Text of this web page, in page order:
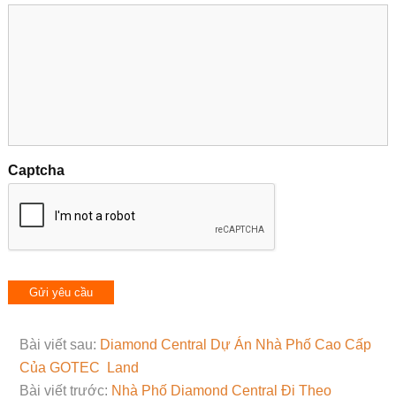
Captcha
Bài viết sau: Diamond Central Dự Án Nhà Phố Cao Cấp
Của GOTEC Land
Bài viết trước: Nhà Phố Diamond Central Đi Theo